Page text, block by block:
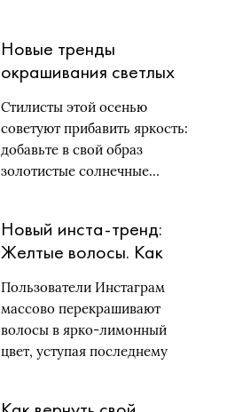
Новые тренды
окрашивания светлых
Стилисты этой осенью
советуют прибавить яркость:
добавьте в свой образ
золотистые солнечные…
Новый инста-тренд:
Желтые волосы. Как
Пользователи Инстаграм
массово перекрашивают
волосы в ярко-лимонный
цвет, уступая последнему